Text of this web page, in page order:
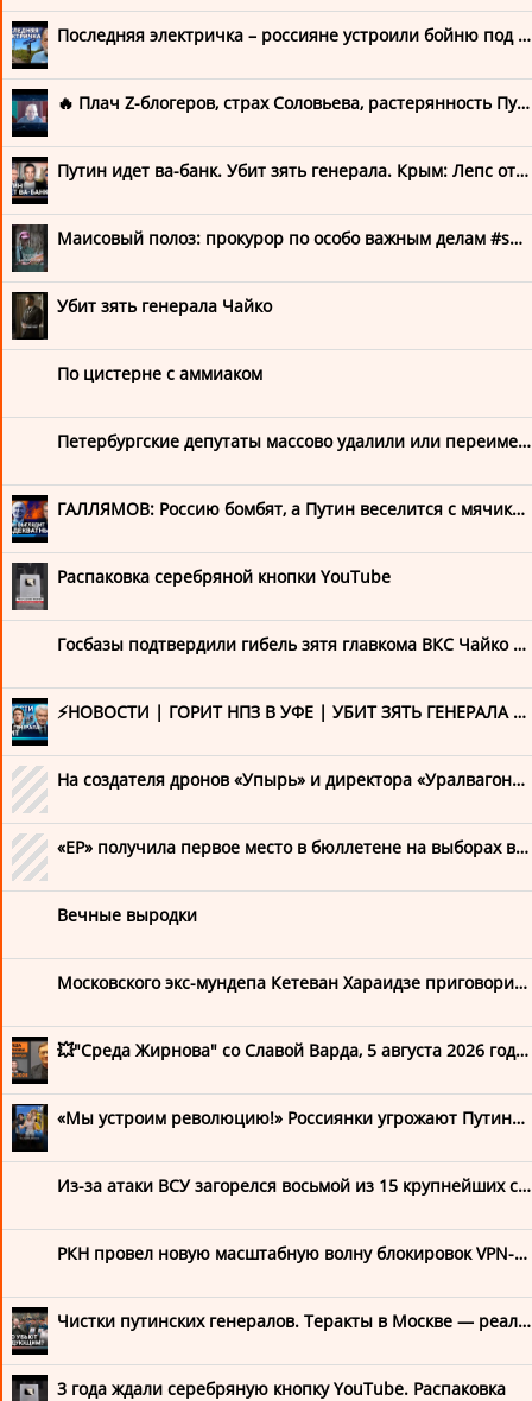
Санкции и ограничения
Война в Украине
Антивоенный Комитет России
Игорь Яковенко
Контрнаступление ВСУ
Невзоров
Похищение детей Путиным
Ракетный терроризм РФ
Украинская формула мира
ФЕЙГИН LIVE
Путинские репрессии
ASTRA
SOTA Vision
Гулагу-НЕТ!
Движение «Весна»
Медиазона
ОВД-Инфо
Навальный 2024 🎗️
Команда Навального
Навальный LIVE
Официальная страница Алексея
DOXA
The Moscow Times
Последняя электричка – россияне устроили бойню под Киевом. Недобитый генерал Чайко бьёт шрапнелью!
🔥 Плач Z-блогеров, страх Соловьева, растерянность Путина
Путин идет ва-банк. Убит зять генерала. Крым: Лепс отменил концерты. Атака на VPN. Киев | ВОЗДУХ
Маисовый полоз: прокурор по особо важным делам #shorts
Убит зять генерала Чайко
По цистерне с аммиаком
Петербургские депутаты массово удалили или переименовали страницы в соцсетях. В Заксе объяснили это «атаками на аккаунты»
ГАЛЛЯМОВ: Россию бомбят, а Путин веселится с мячиком — это выглядит неадекватно. У Кремля проблемы
Распаковка серебряной кнопки YouTube
Госбазы подтвердили гибель зятя главкома ВКС Чайко после взрыва в Москве
⚡️НОВОСТИ | ГОРИТ НПЗ В УФЕ | УБИТ ЗЯТЬ ГЕНЕРАЛА ЧАЙКО | МОЩНЫЙ УДАР БАЛЛИСТИКОЙ | ИНТЕРВЬЮ СОБЯНИНА
На создателя дронов «Упырь» и директора «Уралвагонзавода» Владимира Ткачука совершено покушение
«ЕР» получила первое место в бюллетене на выборах в Госдуму, «Яблоко» — второе
Вечные выродки
Московского экс-мундепа Кетеван Хараидзе приговорили к четырем годам колонии и отпустили на свободу. Суд зачел срок, который она отбыла в СИЗО
💥"Среда Жирнова" со Славой Варда, 5 августа 2026 года. @SergueiJirnov/@slavvarda
«Мы устроим революцию!» Россиянки угрожают Путину на АЗС
Из-за атаки ВСУ загорелся восьмой из 15 крупнейших складов Wildberries
РКН провел новую масштабную волну блокировок VPN-сервисов
Чистки путинских генералов. Теракты в Москве — реальность. К чему готовиться? | АСЛАНЯН. Версия
3 года ждали серебряную кнопку YouTube. Распаковка